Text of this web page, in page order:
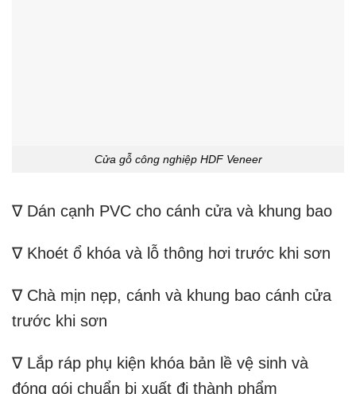
Cửa gỗ công nghiệp HDF Veneer
∇ Dán cạnh PVC cho cánh cửa và khung bao
∇ Khoét ổ khóa và lỗ thông hơi trước khi sơn
∇ Chà mịn nẹp, cánh và khung bao cánh cửa
trước khi sơn
∇ Lắp ráp phụ kiện khóa bản lề vệ sinh và
đóng gói chuẩn bị xuất đi thành phẩm